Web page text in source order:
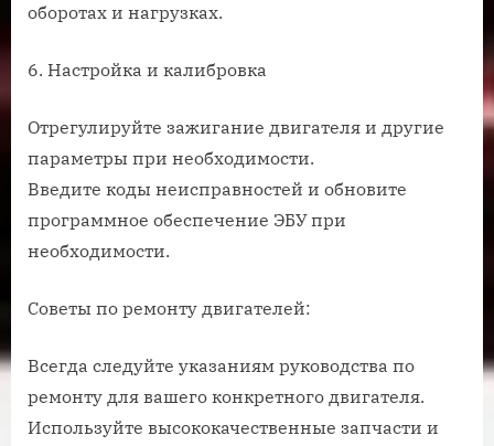
оборотах и нагрузках.
6. Настройка и калибровка
Отрегулируйте зажигание двигателя и другие
параметры при необходимости.
Введите коды неисправностей и обновите
программное обеспечение ЭБУ при
необходимости.
Советы по ремонту двигателей:
Всегда следуйте указаниям руководства по
ремонту для вашего конкретного двигателя.
Используйте высококачественные запчасти и